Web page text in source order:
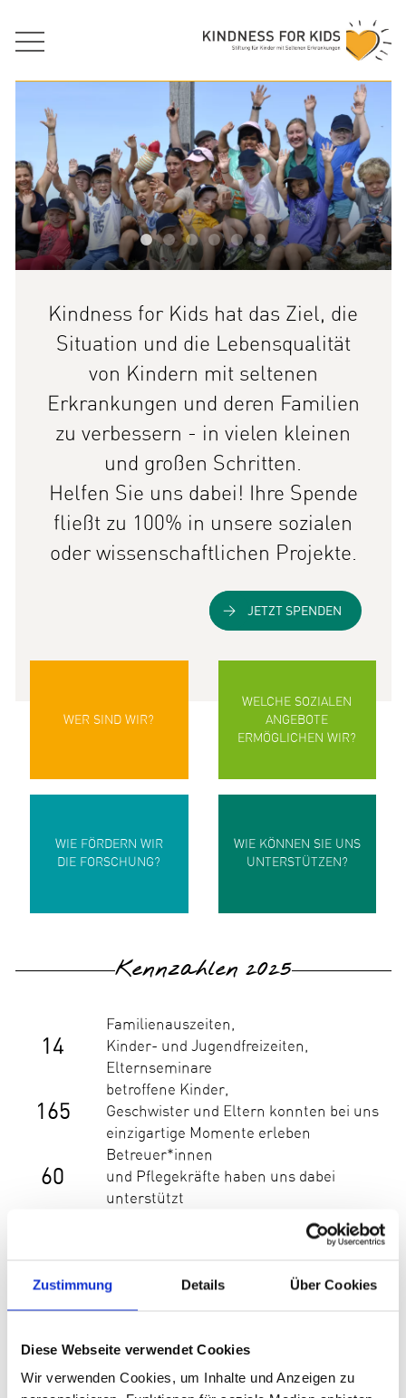
Zustimmung Details Über Cookies
Diese Webseite verwendet Cookies
Wir verwenden Cookies, um Inhalte und Anzeigen zu
Kindness for Kids hat das Ziel, die
Situation und die Lebensqualität
von Kindern mit seltenen
Erkrankungen und deren Familien
zu verbessern - in vielen kleinen
und großen Schritten.
Helfen Sie uns dabei! Ihre Spende
fließt zu 100% in unsere sozialen
oder wissenschaftlichen Projekte.
JETZT SPENDEN
WER SIND WIR?
WELCHE SOZIALEN
ANGEBOTE
ERMÖGLICHEN WIR?
WIE FÖRDERN WIR
DIE FORSCHUNG?
WIE KÖNNEN SIE UNS
UNTERSTÜTZEN?
Kennzahlen 2025
14
Familienauszeiten,
Kinder- und Jugendfreizeiten,
Elternseminare
165
betroffene Kinder,
Geschwister und Eltern konnten bei uns
einzigartige Momente erleben
60
Betreuer*innen
und Pflegekräfte haben uns dabei
unterstützt
in der Versorgungsforschung wird durch
1
aktueller
Versorgungspreis ist durch uns vergeben
kofinanziert